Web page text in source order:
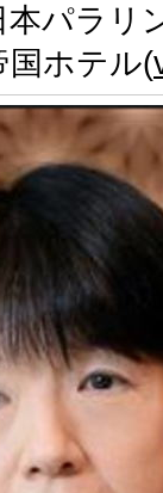
本パラリ
国ホテル(